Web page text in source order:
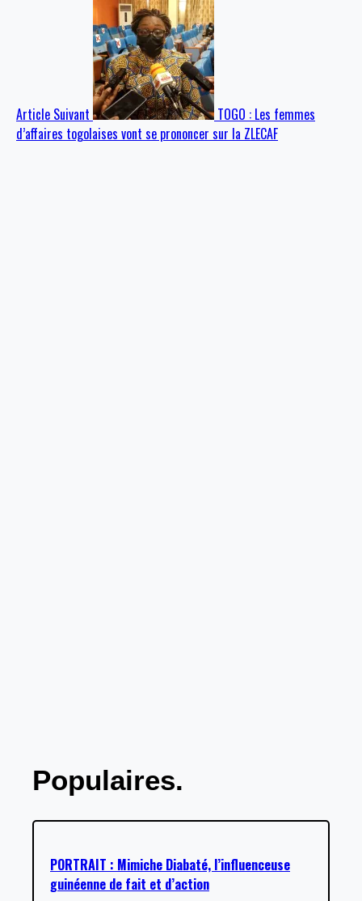
Article Suivant
TOGO : Les femmes
d’affaires togolaises vont se prononcer sur la ZLECAF
Populaires.
PORTRAIT : Mimiche Diabaté, l’influenceuse
guinéenne de fait et d’action